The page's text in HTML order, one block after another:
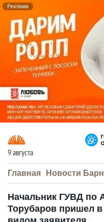
Реклама
9 августа
Главная Новости
Начальник ГУВД по
Торубаров пришел